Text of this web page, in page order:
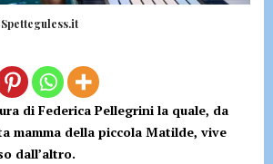
di Federica Pellegrini la quale, da
mamma della piccola Matilde, vive
dall’altro.